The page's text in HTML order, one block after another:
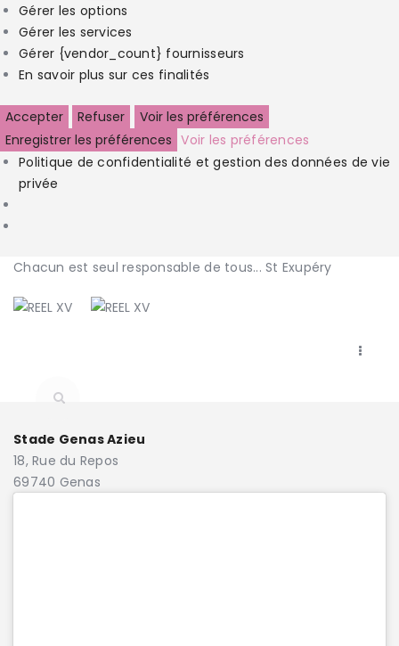
Gérer les options
Gérer les services
Gérer {vendor_count} fournisseurs
En savoir plus sur ces finalités
Accepter Refuser
Voir les préférences
Enregistrer les préférences Voir les préférences
Politique de confidentialité et gestion des données de vie
privée
Chacun est seul responsable de tous...St Exupéry
Stade Genas Azieu
18, Rue du Repos
69740 Genas